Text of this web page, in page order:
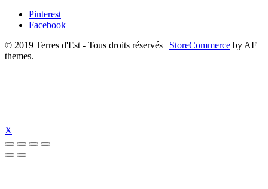
Pinterest
Facebook
© 2019 Terres d'Est - Tous droits réservés | StoreCommerce by AF
themes.
X